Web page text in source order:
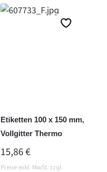
Etiketten 100 x 150 mm,
Vollgitter Thermo
REGULÄRER PREIS:
15,86 €
Preise exkl. MwSt. zzgl.